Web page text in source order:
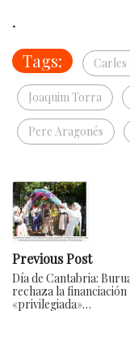
.
Tags:
Joaquim Torra
Pere Aragonés
Previous Post
Día de Cantabria:
rechaza la financiación
«privilegiada»…